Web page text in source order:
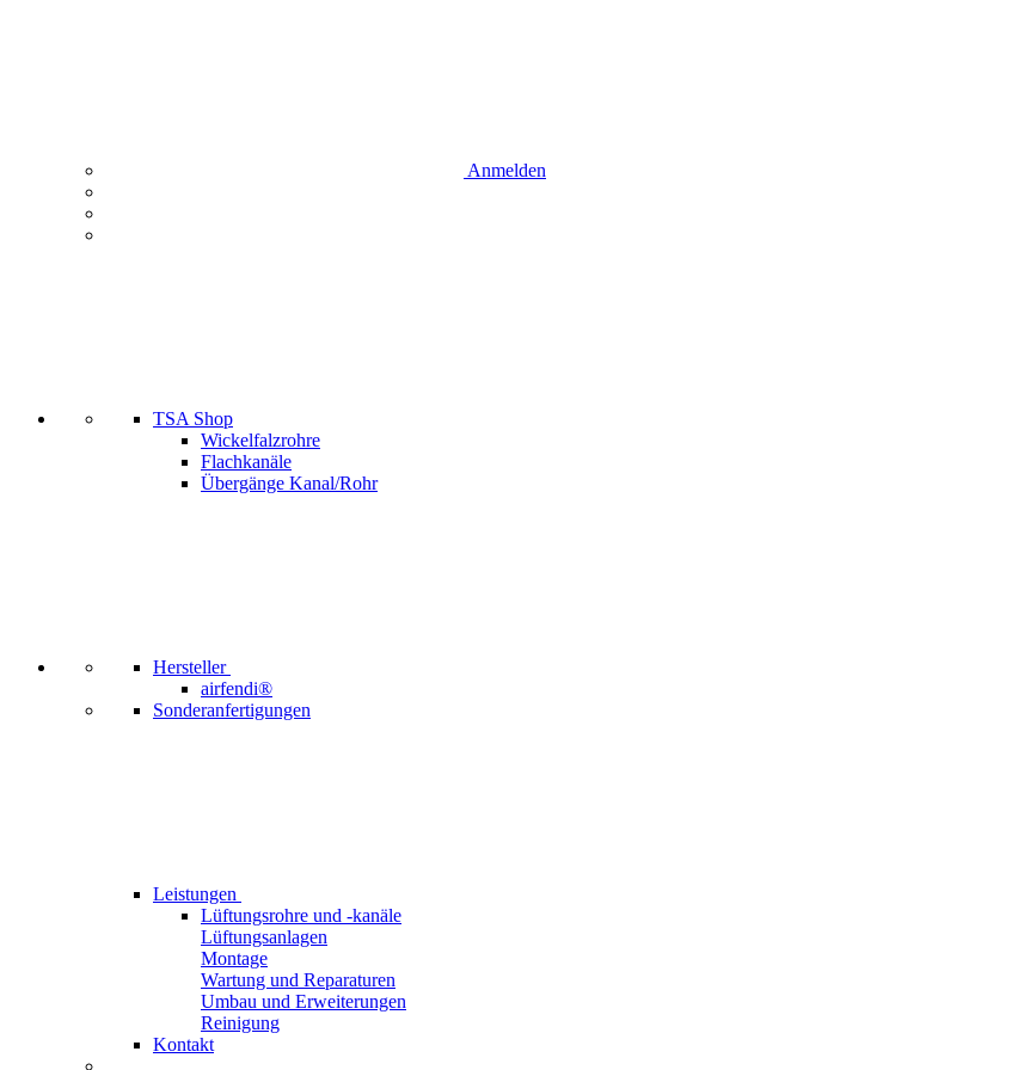
Anmelden
TSA Shop
Wickelfalzrohre
Flachkanäle
Übergänge Kanal/Rohr
Hersteller
airfendi®
Sonderanfertigungen
Leistungen
Lüftungsrohre und -kanäle
Lüftungsanlagen
Montage
Wartung und Reparaturen
Umbau und Erweiterungen
Reinigung
Kontakt